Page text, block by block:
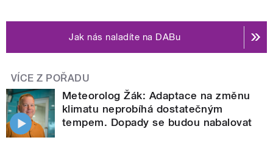
Jak nás naladíte na DABu
VÍCE Z POŘADU
Meteorolog Žák: Adaptace na změnu
klimatu neprobíhá dostatečným
tempem. Dopady se budou nabalovat